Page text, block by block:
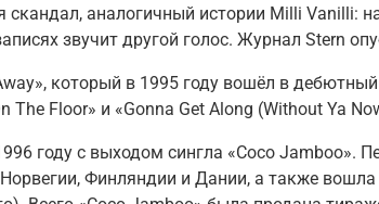
скандал, аналогичный истории Milli Vanilli:
звучит другой голос. Журнал Stern
, который в 1995 году вошёл в
The Floor» и «Gonna Get Along (Without Ya
году с выходом сингла «Coco Jamboo».
Финляндии и Дании, а также